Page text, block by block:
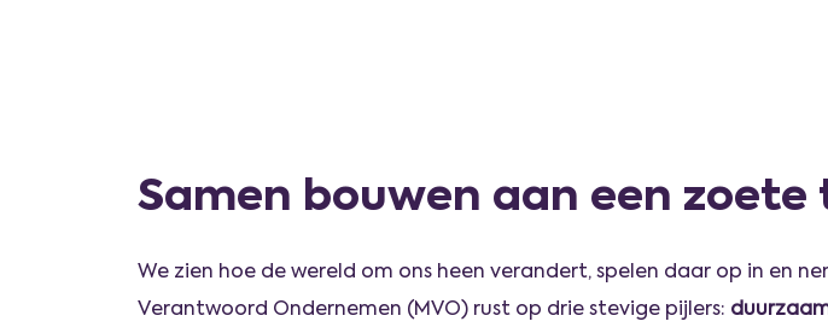
Samen bouwen aan een
We zien hoe de wereld om ons heen verandert, spelen daar op in en
Verantwoord Ondernemen (MVO) rust op drie stevige pijlers: